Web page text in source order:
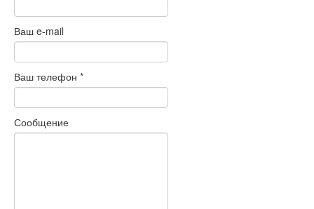
Ваш e-mail
Ваш телефон *
Сообщение